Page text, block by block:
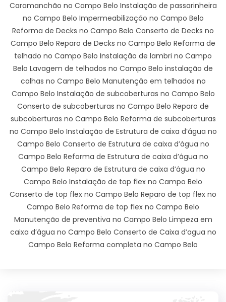
Caramanchão no Campo Belo Instalação de passarinheira
no Campo Belo Impermeabilização no Campo Belo
Reforma de Decks no Campo Belo Conserto de Decks no
Campo Belo Reparo de Decks no Campo Belo Reforma de
telhado no Campo Belo Instalação de lambri no Campo
Belo Lavagem de telhados no Campo Belo instalação de
calhas no Campo Belo Manutenção em telhados no
Campo Belo Instalação de subcoberturas no Campo Belo
Conserto de subcoberturas no Campo Belo Reparo de
subcoberturas no Campo Belo Reforma de subcoberturas
no Campo Belo Instalação de Estrutura de caixa d’água no
Campo Belo Conserto de Estrutura de caixa d’água no
Campo Belo Reforma de Estrutura de caixa d’água no
Campo Belo Reparo de Estrutura de caixa d’água no
Campo Belo Instalação de top flex no Campo Belo
Conserto de top flex no Campo Belo Reparo de top flex no
Campo Belo Reforma de top flex no Campo Belo
Manutenção de preventiva no Campo Belo Limpeza em
caixa d’água no Campo Belo Conserto de Caixa d’agua no
Campo Belo Reforma completa no Campo Belo